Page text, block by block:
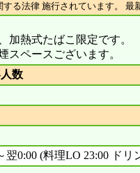
る法律 施行されています。 最
加熱式たばこ限定です。
スペースございます。
数
翌0:00 (料理LO 23:00 ドリ